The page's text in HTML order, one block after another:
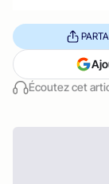
Écoutez cet